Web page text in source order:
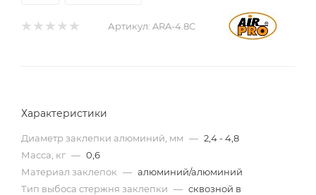
Артикул: ARA-4.8C
Характеристики
Диаметр заклепки алюминий, мм — 2,4 - 4,8
Масса, кг — 0,6
Материал заклепок — алюминий/алюминий
Тип выбоса стержня заклепки — сквозной в